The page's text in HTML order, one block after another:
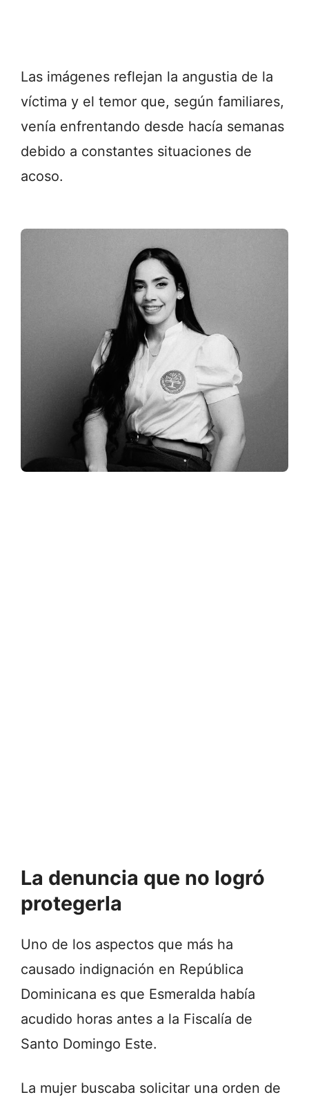
Las imágenes reflejan la angustia de la
víctima y el temor que, según familiares,
venía enfrentando desde hacía semanas
debido a constantes situaciones de
acoso.
La denuncia que no logró
protegerla
Uno de los aspectos que más ha
causado indignación en República
Dominicana es que Esmeralda había
acudido horas antes a la Fiscalía de
Santo Domingo Este.
La mujer buscaba solicitar una orden de